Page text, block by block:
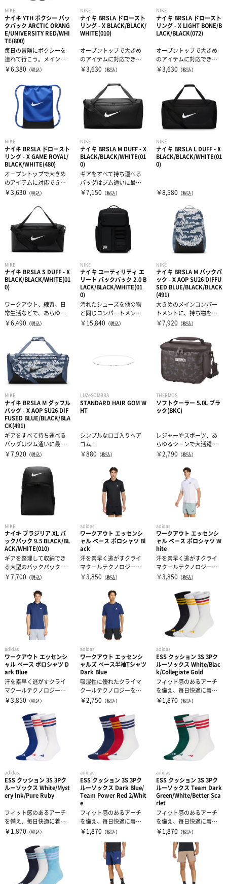
NIKE
ナイキ YTH ボクシー バッ
クパック ARCTIC ORANG
E/UNIVERSITY RED/WHI
TE(800)
毎日の冒険にボクシーを
連れて行こう。メインコ
ンパートメントにすべて
￥6,380 （税込）
NIKE
ナイキ BRSLA ドロースト
リング - X BLACK/BLACK/
WHITE(010)
オープントップで大きめ
のアイテムに対応でき、
フロントのジッパー付き
￥3,630 （税込）
NIKE
ナイキ BRSLA ドロースト
リング - X LIGHT BONE/B
LACK/BLACK(072)
オープントップで大きめ
のアイテムに対応でき、
フロントのジッパー付き
￥3,630 （税込）
NIKE
ナイキ BRSLA ドロースト
リング - X GAME ROYAL/
BLACK/WHITE(480)
オープントップで大きめ
のアイテムに対応でき、
フロントのジッパー付き
￥3,630 （税込）
NIKE
ナイキ BRSLA M DUFF - X
BLACK/BLACK/WHITE(01
0)
ギアをすべて持ち運べる
バッグはジム通いに最
適。大容量のメインコン
￥7,150 （税込）
NIKE
ナイキ BRSLA L DUFF - X
BLACK/BLACK/WHITE(01
0)
￥8,580 （税込）
NIKE
ナイキ BRSLA S DUFF - X
BLACK/BLACK/WHITE(01
0)
ワークアウト、練習、日
常生活などで、あらゆる
物を収納できる万能バッ
￥6,490 （税込）
NIKE
ナイキ ユーティリティ エ
リート バックパック 2.0 B
LACK/BLACK/WHITE(01
0)
汚れたシューズを他の物
と同じコンパートメント
に入れるのは嫌？ そんな
￥15,840 （税込）
NIKE
ナイキ BRSLA M バックパ
ック - X AOP SU26 DIFFU
SED BLUE/BLACK/BLACK
(491)
大きめのメインコンパー
トメントに、持ち物を整
理して収納可能。最大15
￥7,920 （税込）
NIKE
ナイキ BRSLA M ダッフル
バッグ - X AOP SU26 DIF
FUSED BLUE/BLACK/BLA
CK(491)
ギアをすべて持ち運べる
バッグはジム通いに最
適。大容量のメインコン
￥7,920 （税込）
LUZeSOMBRA
STANDARD HAIR GOM W
HT
シンプルなロゴ入りヘア
ゴム！
￥880 （税込）
THERMOS
ソフトクーラー 5.0L ブラ
ック(BKC)
レジャーやスポーツ、あ
らゆるシーンで大活躍！
アイシング用品の持ち運
￥2,790 （税込）
NIKE
ナイキ ブラジリア XL バ
ックパック 9.5 BLACK/BL
ACK/WHITE(010)
ギアを整理して収納でき
る大型のバックパック。
小分けになったたくさん
￥7,700 （税込）
adidas
ワークアウト エッセンシ
ャル ベース ポロシャツ Bl
ack
汗を素早く逃がすクライ
マクールテクノロジー搭
載で、涼しくドライな着
￥3,850 （税込）
adidas
ワークアウト エッセンシ
ャル ベース ポロシャツ W
hite
汗を素早く逃がすクライ
マクールテクノロジー搭
載で、涼しくドライな着
￥3,850 （税込）
adidas
ワークアウト エッセンシ
ャル ベース ポロシャツ D
ark Blue
汗を素早く逃がすクライ
マクールテクノロジー搭
載で、涼しくドライな着
￥3,850 （税込）
adidas
ワークアウト エッセンシ
ャルズ ベース半袖Tシャツ
Dark Blue
吸湿性に優れたクライマ
クールテクノロジーを採
用したワークアウトTシャ
￥2,750 （税込）
adidas
ESS クッション 3S 3Pク
ルーソックス White/Blac
k/Collegiate Gold
フィット感のあるアーチ
を備え、毎日快適に着用
できるクッションソック
￥1,870 （税込）
adidas
ESS クッション 3S 3Pク
ルーソックス White/Myst
ery Ink/Pure Ruby
フィット感のあるアーチ
を備え、毎日快適に着用
できるクッションソック
￥1,870 （税込）
adidas
ESS クッション 3S 3Pク
ルーソックス Dark Blue/
Team Power Red 2/Whit
e
フィット感のあるアーチ
を備え、毎日快適に着用
できるクッションソック
￥1,870 （税込）
adidas
ESS クッション 3S 3Pク
ルーソックス Team Dark
Green/White/Better Sca
rlet
フィット感のあるアーチ
を備え、毎日快適に着用
できるクッションソック
￥1,870 （税込）